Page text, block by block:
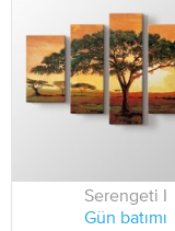
Serengeti I
Gün batımı